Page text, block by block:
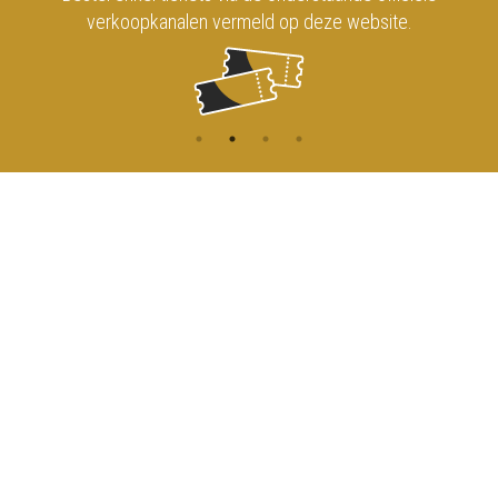
verkoopkanalen vermeld op deze website.